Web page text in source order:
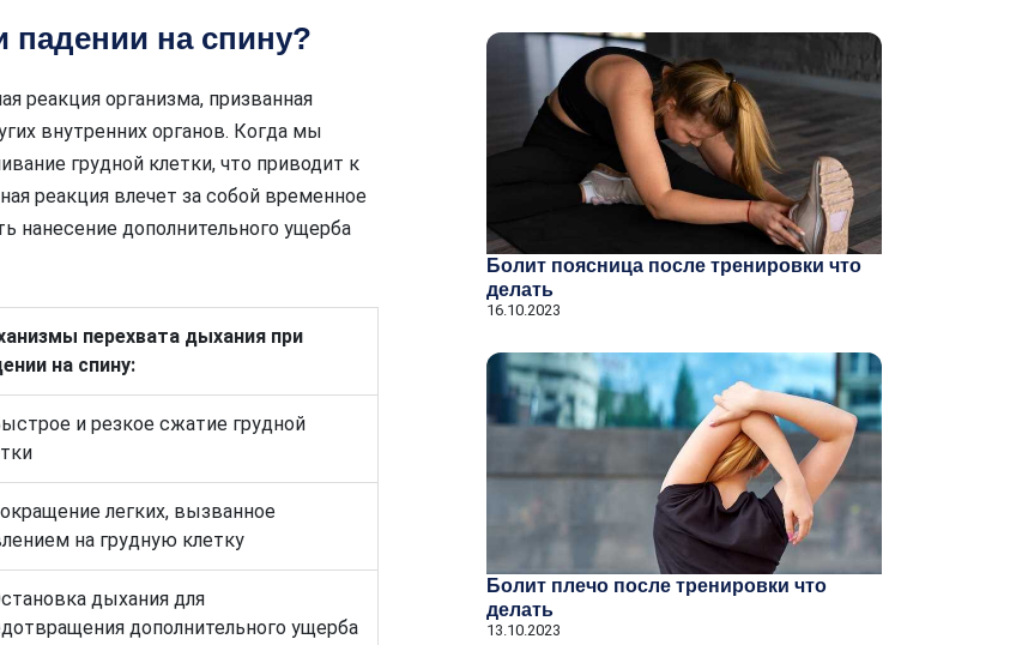
падении на спину?
реакция организма, призванная
внутренних органов. Когда мы
грудной клетки, что приводит к
реакция влечет за собой временное
нанесение дополнительного ущерба
перехвата дыхания при
на спину:
и резкое сжатие грудной
легких, вызванное
на грудную клетку
дыхания для
дополнительного ущерба
Болит поясница после тренировки что
делать
16.10.2023
Болит плечо после тренировки что
делать
13.10.2023